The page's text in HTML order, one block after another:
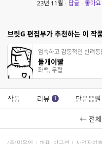
23년 11월 · 답글 · 좋아요
브릿G 편집부가 추천하는 이 작
엄숙하고 감동적인 반려
들개이빨
좌백, 무협
작품 리뷰 1 단문응원
← 전체